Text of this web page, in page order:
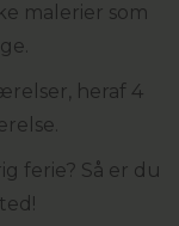
malerier som
heraf 4
ferie? Så er du